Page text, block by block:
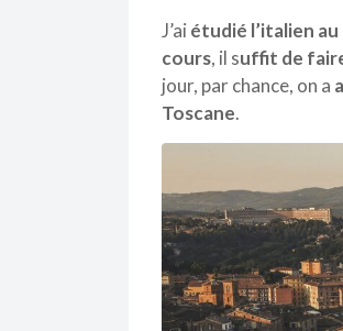
J’ai étudié l’italien au
cours, il suffit de
jour, par chance, on a
Toscane.